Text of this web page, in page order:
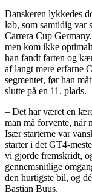
Danskeren lykkedes
løb, som samtidig var
Carrera Cup
men kom ikke
han fandt farten og
af langt mere erfarne
segmentet, før han
slutte på en 11. plads.
– Det har været en
man må forvente, når
Især starterne var
starter i det GT4-
vi gjorde fremskridt,
gennemsnitlige
den hurtigste bil, og
Bastian Buus.